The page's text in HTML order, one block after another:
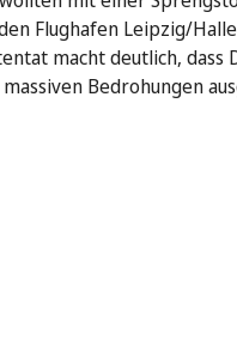
Flughafen Leipzig/
macht deutlich, dass
Bedrohungen